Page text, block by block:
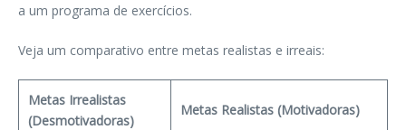
a um programa de exercícios.
Veja um comparativo entre metas realistas e irreais:
Metas Irrealistas
(Desmotivadoras)
Metas Realistas (Motivadoras)